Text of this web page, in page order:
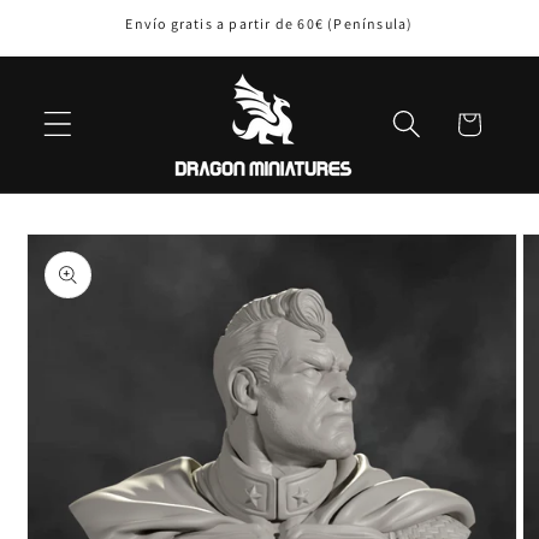
directamente
al contenido
Envío gratis a partir de 60€ (Península)
Carrito
directamente
a la
información